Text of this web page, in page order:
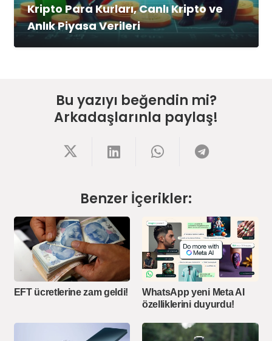
Kripto Para Kurları, Canlı Kripto ve
Anlık Piyasa Verileri
Bu yazıyı beğendin mi?
Arkadaşlarınla paylaş!
Benzer İçerikler:
EFT ücretlerine zam geldi!
WhatsApp yeni Meta AI
özelliklerini duyurdu!